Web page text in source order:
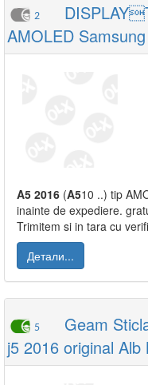
2
AMOLED
A5 2016 (A510 ..) tip
inainte de expediere.
Trimitem si in tara cu
Детали...
5
Geam
j5 2016 original Alb